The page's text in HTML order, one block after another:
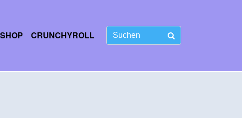
SHOP CRUNCHYROLL